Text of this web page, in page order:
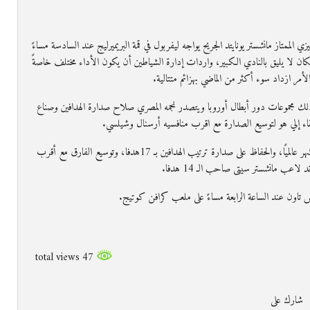
مانشستر يونايتد الجريح يواجه ليفربول في قمة البريميرليج عند السادسة مساءً
لا يليق بالنادي الكبير، واردات إدارة الشياطين أن يكون الأداء مختلف خاصةً
ازداد سوء أكثر من الماضي بهزائم متتالية.
مجموعات دور أبطال أوروبا ويتصدر نجمه المصري صلاح صدارة الهدافين وصناع
إلي هو لتوسيع الصدارة مع اقرب منافسيه أرسنال وشيلسي.
ويأمل محمد صلاح فى مواصلة كتابة أرقامه القياسية بالبطولة المحلية الأشهر عالميًا، والحفاظ على صدارة ترتيب الهدافين بـ 17هدفا، وتوسيع الفارق مع أقرب
مانشستر سيتى صاحب الـ 14 هدفا.
تاون عند الساعة الرابعة مساءً على ملعب كرافن كوتيج.
شارك على